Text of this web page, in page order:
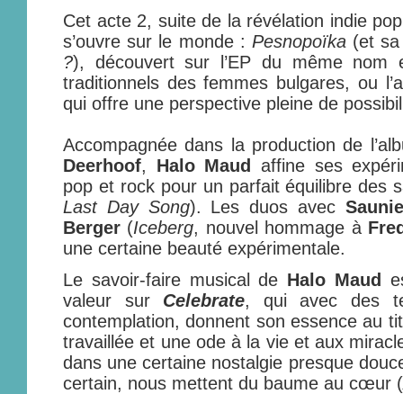
Cet acte 2, suite de la révélation indie
s’ouvre sur le monde : Pesnopoïka(et
?), découvert sur l’EP du même nom
traditionnels des femmes bulgares, ou
qui offre une perspective pleine de
Accompagnée dans la production de
Deerhoof, Halo Maud
affine ses
pop et rock pour un parfait équilibre des
Last Day Song). Les duos avec
Berger (Iceberg, nouvel hommage à
une certaine beauté expérimentale.
Le savoir-faire musical de Halo Maud
valeur sur Celebrate, qui avec des
contemplation, donnent son essence au
travaillée et une ode à la vie et aux
dans une certaine nostalgie presque
certain, nous mettent du baume au cœur (